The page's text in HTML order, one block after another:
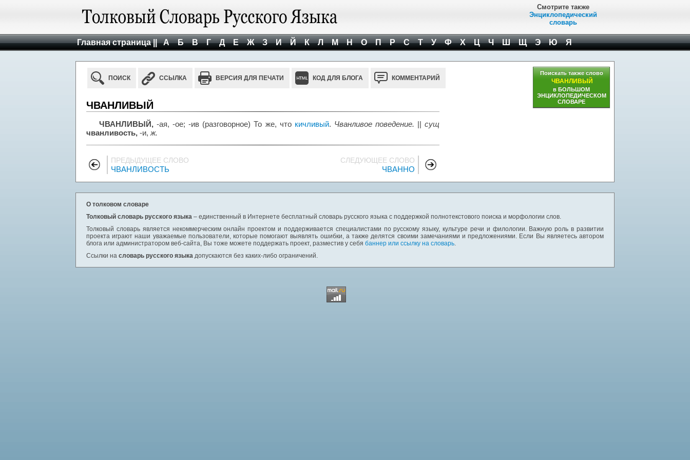
Смотрите также
Энциклопедический
словарь
Главная страница || А Б В Г Д Е Ж З И Й К Л М Н О П Р С Т У Ф Х Ц Ч Ш Щ Э Ю Я
ПОИСК ССЫЛКА ВЕРСИЯ ДЛЯ ПЕЧАТИ КОД ДЛЯ БЛОГА КОММЕНТАРИЙ
ЧВАНЛИВЫЙ
ЧВАНЛИВЫЙ, -ая, -ое; -ив (разговорное) То же, что кичливый. Чванливое поведение. ||сущ
чванливость, -и, ж.
ПРЕДЫДУЩЕЕ СЛОВО
ЧВАНЛИВОСТЬ
СЛЕДУЮЩЕЕ СЛОВО
ЧВАННО
Поискать также слово
ЧВАНЛИВЫЙ
в БОЛЬШОМ
ЭНЦИКЛОПЕДИЧЕСКОМ
СЛОВАРЕ
О толковом словаре
Толковый словарь русского языка – единственный в Интернете бесплатный словарь русского языка с поддержкой полнотекстового поиска и морфологии слов.
Толковый словарь является некоммерческим онлайн проектом и поддерживается специалистами по русскому языку, культуре речи и филологии. Важную роль в развитии
проекта играют наши уважаемые пользователи, которые помогают выявлять ошибки, а также делятся своими замечаниями и предложениями. Если Вы являетесь автором
блога или администратором веб-сайта, Вы тоже можете поддержать проект, разместив у себя баннер или ссылку на словарь.
Ссылки на словарь русского языка допускаются без каких-либо ограничений.